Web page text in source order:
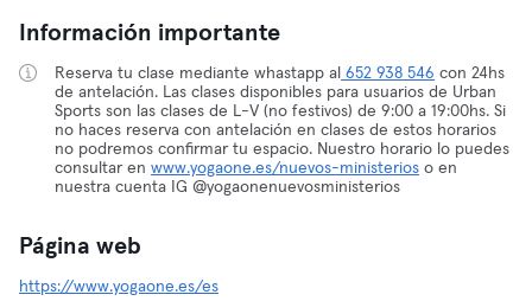
Información importante
Reserva tu clase mediante whastapp al 652 938 546 con 24hs
de antelación. Las clases disponibles para usuarios de Urban
Sports son las clases de L-V (no festivos) de 9:00 a 19:00hs. Si
no haces reserva con antelación en clases de estos horarios
no podremos confirmar tu espacio. Nuestro horario lo puedes
consultar en www.yogaone.es/nuevos-ministerios o en
nuestra cuenta IG @yogaonenuevosministerios
Página web
https://www.yogaone.es/es